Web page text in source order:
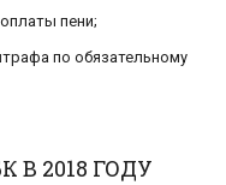
пени;
по обязательному
2018 ГОДУ